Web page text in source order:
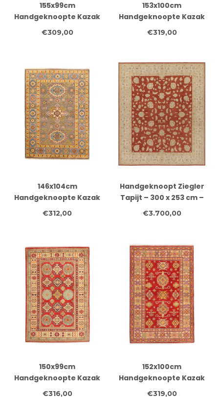
155x99cm
Handgeknoopte Kazak
Afghan Tapijt – Wol &
€309,00
153x100cm
Handgeknoopte Kazak
Afghan Tapijt – Wol &
€319,00
146x104cm
Handgeknoopte Kazak
Afghan Tapijt – Wol &
Ambachtelijk
€312,00
Handgeknoopt Ziegler
Tapijt – 300 x 253 cm –
Rustrood & Crème –
Klassiek Design
€3.700,00
150x99cm
Handgeknoopte Kazak
Afghan Tapijt – Wol &
€316,00
152x100cm
Handgeknoopte Kazak
Afghan Tapijt – Wol &
€319,00